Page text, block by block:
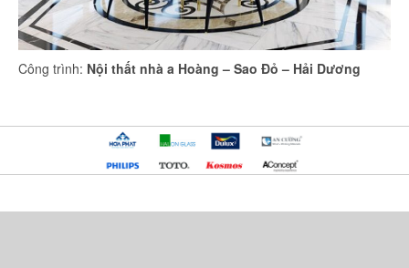
Công trình: Nội thất nhà a Hoàng – Sao Đỏ – Hải Dương